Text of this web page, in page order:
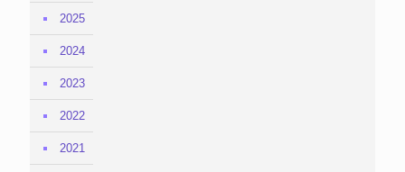
2025
2024
2023
2022
2021